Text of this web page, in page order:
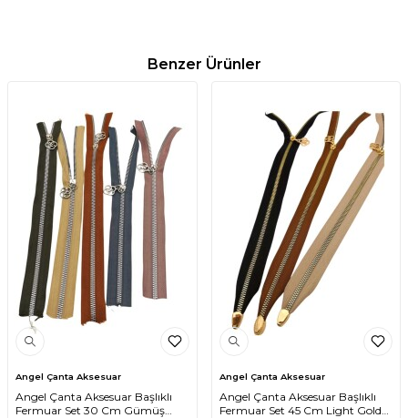
Benzer Ürünler
Angel Çanta Aksesuar
Angel Çanta Aksesuar Başlıklı
Fermuar Set 30 Cm Gümüş
Angel Çanta Aksesuar
Angel Çanta Aksesuar Başlıklı
Fermuar Set 45 Cm Light Gold